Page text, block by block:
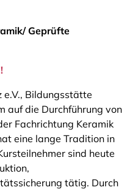
Geprüfte
Bildungsstätte
auf die Durchführung von
Fachrichtung Keramik
eine lange Tradition in
sind heute
tätig. Durch